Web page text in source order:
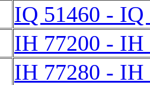
IQ 51460 - IQ
IH 77200 - IH
IH 77280 - IH